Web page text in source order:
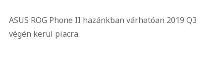
ASUS ROG Phone II hazánkban várhatóan 2019 Q3
végén kerül piacra.